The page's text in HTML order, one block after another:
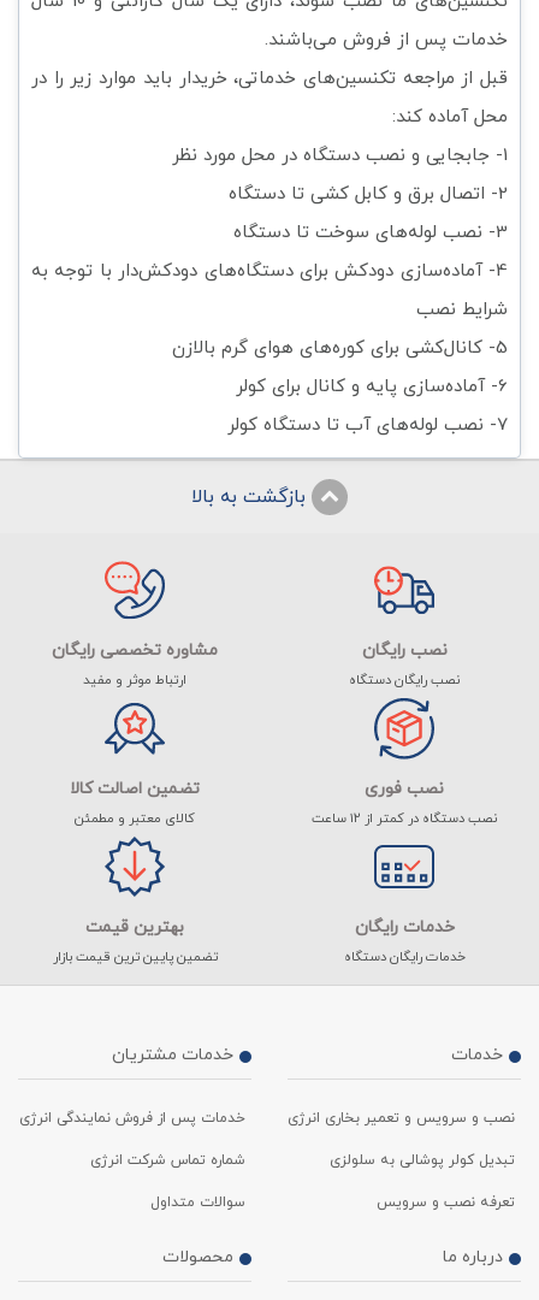
خدمات پس از فروش می‌باشند.
قبل از مراجعه تکنسین‌های خدماتی، خریدار باید موارد زیر را در
محل آماده کند:
1- جابجایی و نصب دستگاه در محل مورد نظر
2- اتصال برق و کابل کشی تا دستگاه
3- نصب لوله‌های سوخت تا دستگاه
4- آماده‌سازی دودکش برای دستگاه‌های دودکش‌دار با توجه به
شرایط نصب
5- کانال‌کشی برای کوره‌های هوای گرم بالازن
6- آماده‌سازی پایه و کانال برای کولر
7- نصب لوله‌های آب تا دستگاه کولر
بازگشت به بالا
نصب رایگان
نصب رایگان دستگاه
مشاوره تخصصی رایگان
ارتباط موثر و مفید
نصب فوری
نصب دستگاه در کمتر از ۱۲ ساعت
تضمین اصالت کالا
کالای معتبر و مطمئن
خدمات رایگان
خدمات رایگان دستگاه
بهترین قیمت
تضمین پایین ترین قیمت بازار
خدمات
نصب و سرویس و تعمیر بخاری انرژی
تبدیل کولر پوشالی به سلولزی
تعرفه نصب و سرویس
خدمات مشتریان
خدمات پس از فروش نمایندگی انرژی
شماره تماس شرکت انرژی
سوالات متداول
درباره ما محصولات